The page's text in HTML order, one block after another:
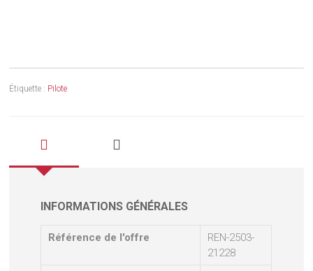
Étiquette : Pilote
INFORMATIONS GÉNÉRALES
Référence de l'offre
REN-2503-
21228